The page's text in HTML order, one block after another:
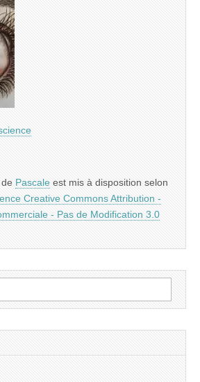
de Pascale est mis à disposition selon
Creative Commons Attribution -
- Pas de Modification 3.0